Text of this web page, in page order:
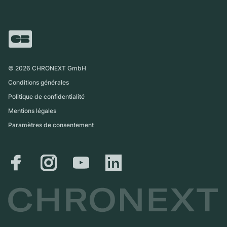
International
Magazine
Retrait sur place
© 2026 CHRONEXT GmbH
Conditions générales
Politique de confidentialité
Mentions légales
Paramètres de consentement